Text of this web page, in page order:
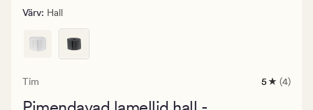
Värv: Hall
Tim
4
5 (4)